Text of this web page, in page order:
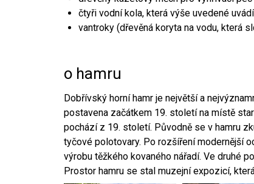
čtyři vodní kola, která výše uvedené
vantroky (dřevěná koryta na vodu, která
o hamru
Dobřívský horní hamr je největší a
postavena začátkem 19. století na místě
pochází z 19. století. Původně se v hamru
tyčové polotovary. Po rozšíření modernější
výrobu těžkého kovaného nářadí. Ve druhé
Prostor hamru se stal muzejní expozicí,